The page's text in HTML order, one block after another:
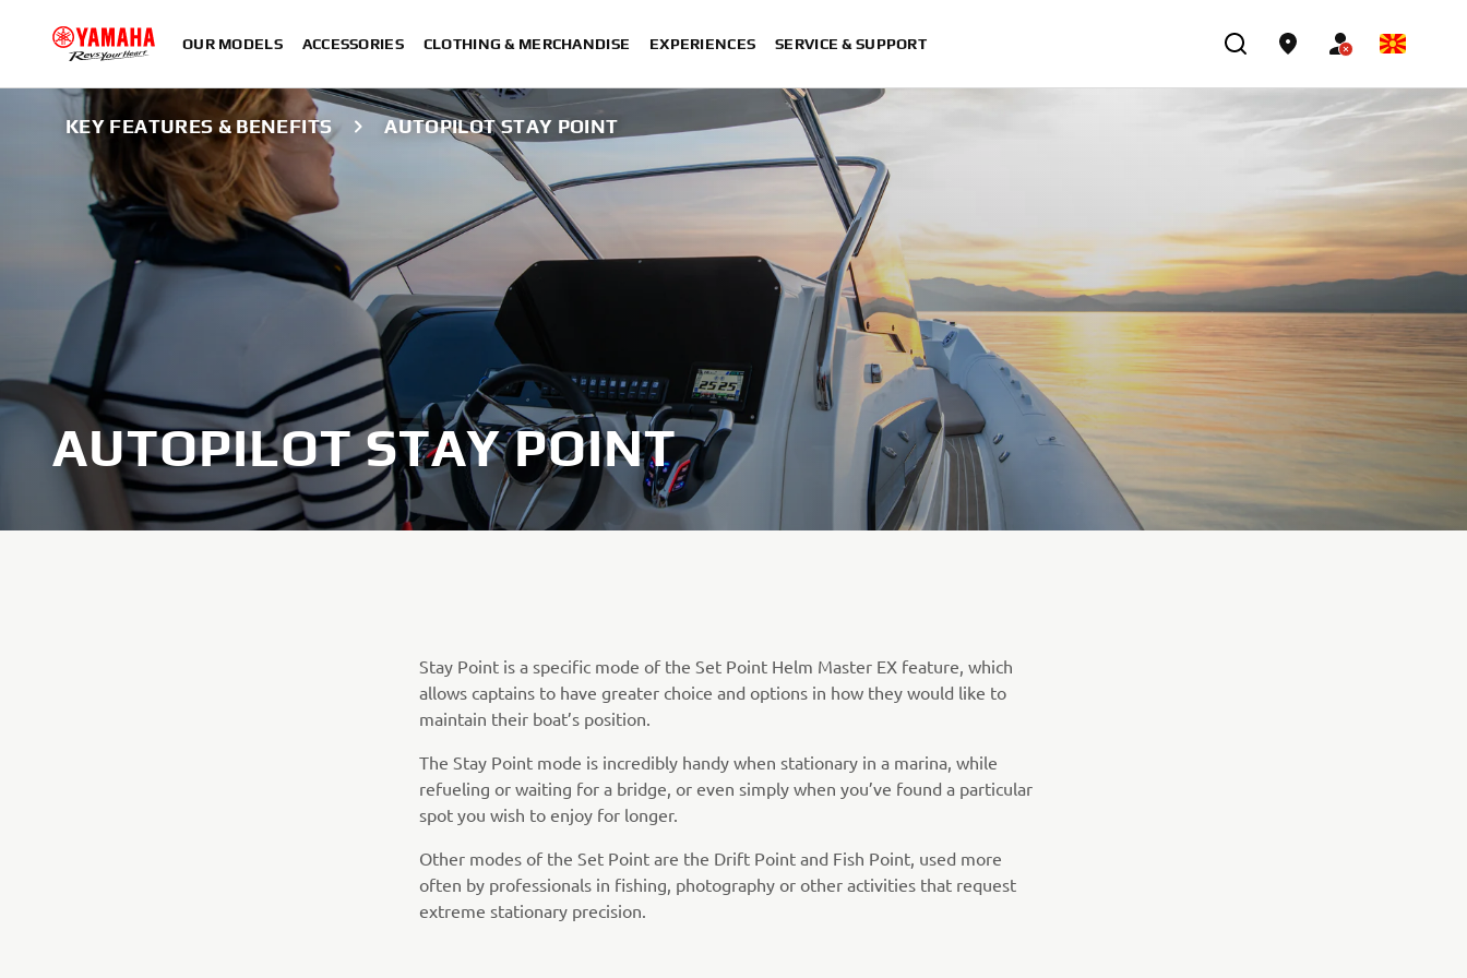
OUR MODELS ACCESSORIES CLOTHING & MERCHANDISE EXPERIENCES SERVICE & SUPPORT
KEY FEATURES & BENEFITS AUTOPILOT STAY POINT
AUTOPILOT STAY POINT
Stay Point is a specific mode of the Set Point Helm Master EX feature, which
allows captains to have greater choice and options in how they would like to
maintain their boat’s position.
The Stay Point mode is incredibly handy when stationary in a marina, while
refueling or waiting for a bridge, or even simply when you’ve found a particular
spot you wish to enjoy for longer.
Other modes of the Set Point are the Drift Point and Fish Point, used more
often by professionals in fishing, photography or other activities that request
extreme stationary precision.